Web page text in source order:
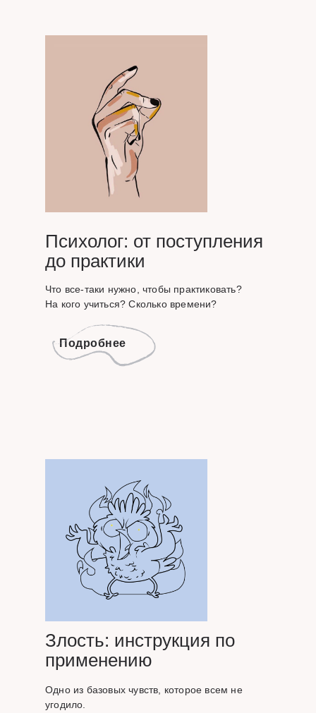
Психолог: от поступления
до практики
Что все-таки нужно, чтобы практиковать?
На кого учиться? Сколько времени?
Подробнее
Злость: инструкция по
применению
Одно из базовых чувств, которое всем не
угодило.